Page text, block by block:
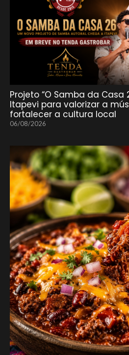
Projeto “O Samba da Casa
Itapevi para valorizar a
fortalecer a cultura local
06/08/2026